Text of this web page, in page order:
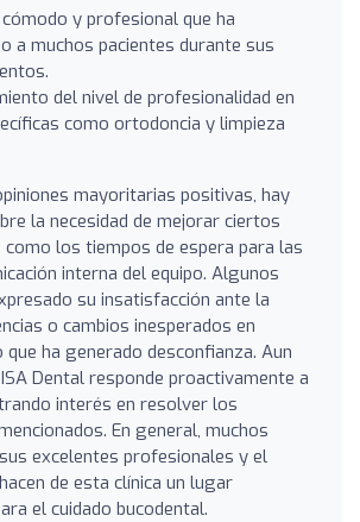
y profesional que ha
a muchos pacientes durante sus
del nivel de profesionalidad en
como ortodoncia y limpieza
mayoritarias positivas, hay
la necesidad de mejorar ciertos
los tiempos de espera para las
interna del equipo. Algunos
su insatisfacción ante la
o cambios inesperados en
ha generado desconfianza. Aun
Dental responde proactivamente a
interés en resolver los
En general, muchos
excelentes profesionales y el
de esta clínica un lugar
el cuidado bucodental.